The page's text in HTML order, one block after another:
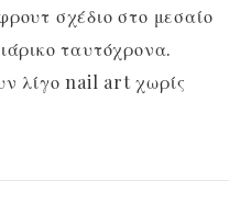
σχέδιο στο μεσαίο
ταυτόχρονα.
λίγο nail art χωρίς